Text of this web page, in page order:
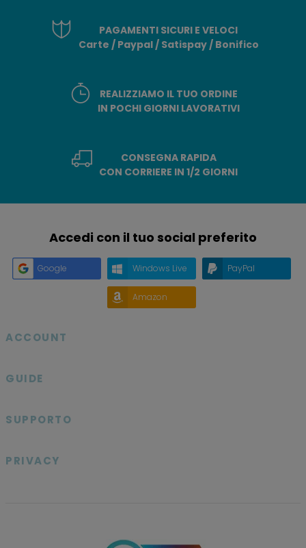
PAGAMENTI SICURI E VELOCI
Carte / Paypal / Satispay / Bonifico
REALIZZIAMO IL TUO ORDINE
IN POCHI GIORNI LAVORATIVI
CONSEGNA RAPIDA
CON CORRIERE IN 1/2 GIORNI
Accedi con il tuo social preferito
Google Windows Live PayPal
Amazon
ACCOUNT
GUIDE
SUPPORTO
PRIVACY